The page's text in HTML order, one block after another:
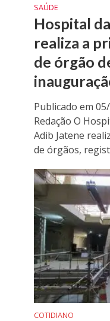
SAÚDE
Hospital
realiza a
de órgão
Publicado em
Redação O
Adib Jatene
de órgãos,
COTIDIANO